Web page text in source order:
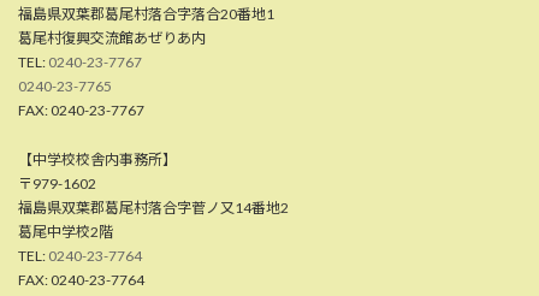
福島県双葉郡葛尾村落合字落合20番地1
葛尾村復興交流館あぜりあ内
TEL: 0240-23-7767
0240-23-7765
FAX: 0240-23-7767
【中学校校舎内事務所】
〒979-1602
福島県双葉郡葛尾村落合字菅ノ又14番地2
葛尾中学校2階
TEL: 0240-23-7764
FAX: 0240-23-7764